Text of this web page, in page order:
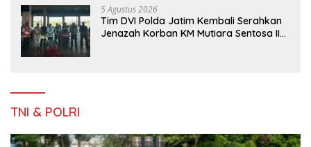
5 Agustus 2026
Tim DVI Polda Jatim Kembali Serahkan
Jenazah Korban KM Mutiara Sentosa II
TNI & POLRI